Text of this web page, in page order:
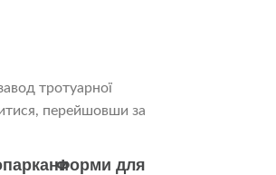
тротуарної
перейшовши за
Форми для